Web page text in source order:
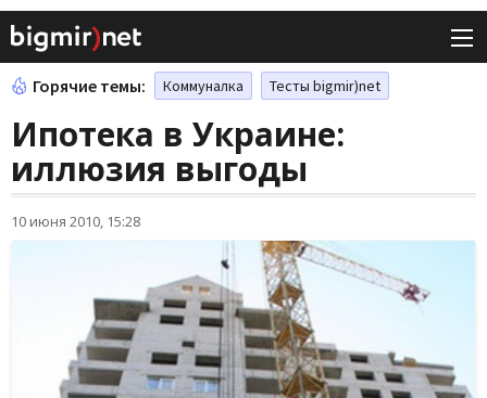
Горячие темы: Коммуналка Тесты bigmir)net
Ипотека в Украине:
иллюзия выгоды
10 июня 2010, 15:28